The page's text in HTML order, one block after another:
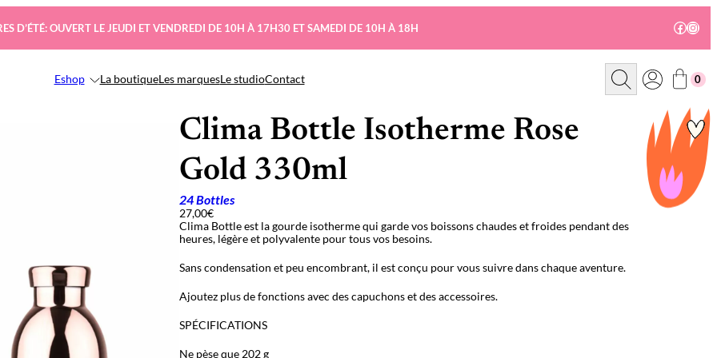
D’ÉTÉ: OUVERT LE JEUDI ET VENDREDI DE 10H À 17H30 ET SAMEDI DE 10H À 18H
Eshop La boutiqueLes marquesLe studioContact
R
c
0
Clima Bottle Isotherme Rose
Gold 330ml
24 Bottles
27,00€
Clima Bottle est la gourde isotherme qui garde vos boissons chaudes et froides pendant des
heures, légère et polyvalente pour tous vos besoins.
Sans condensation et peu encombrant, il est conçu pour vous suivre dans chaque aventure.
Ajoutez plus de fonctions avec des capuchons et des accessoires.
SPÉCIFICATIONS
Ne pèse que 202 g